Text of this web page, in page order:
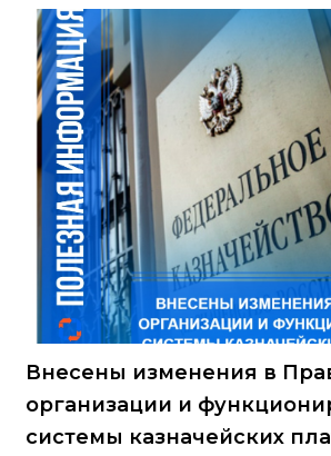
объекта, установленные в пункте 6.1
Закона, относятся исключительно к
конкурентных закупок. В случае
закупок их особенности и способы
устанавливаются самостоятельно
положении о закупке
Внесены изменения в
организации и
системы казначейских